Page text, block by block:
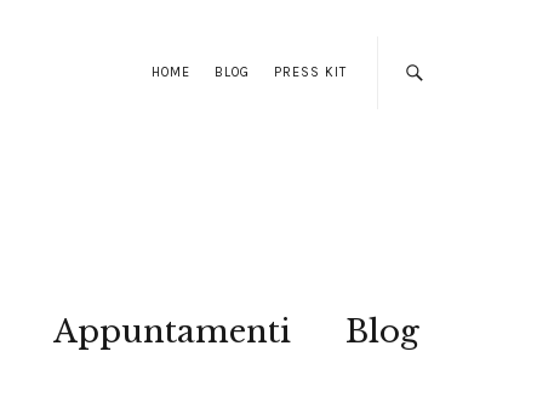
HOME BLOG PRESS KIT
Appuntamenti Blog